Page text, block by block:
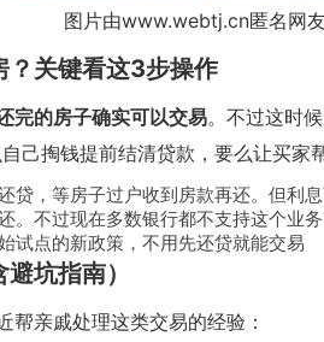
图片由www.webtj.cn匿名网
？关键看这3步操作
完的房子确实可以交易。不过这时
己掏钱提前结清贷款，要么让买家
贷，等房子过户收到房款再还。但利
。不过现在多数银行都不支持这个业
试点的新政策，不用先还贷就能交易
坑指南）
帮亲戚处理这类交易的经验：